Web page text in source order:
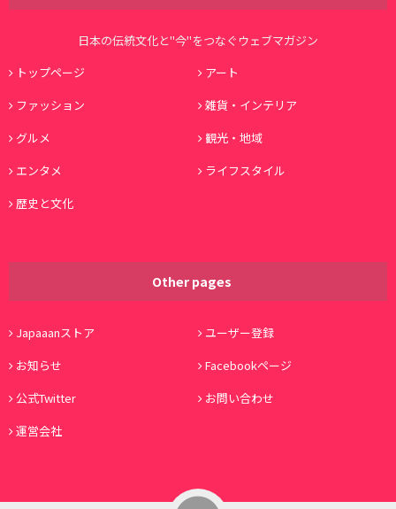
日本の伝統文化と"今"をつなぐウェブマガジン
トップページ
アート
ファッション
雑貨・インテリア
グルメ
観光・地域
エンタメ
ライフスタイル
歴史と文化
Other pages
Japaaanストア
ユーザー登録
お知らせ
Facebookページ
公式Twitter
お問い合わせ
運営会社